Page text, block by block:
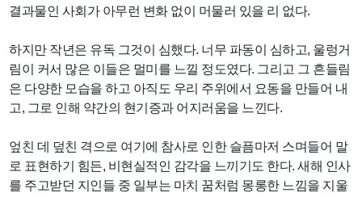
결과물인 사회가 아무런 변화 없이 머물러 있을 리 없다.
하지만 작년은 유독 그것이 심했다. 너무 파동이 심하고, 울렁거
림이 커서 많은 이들은 멀미를 느낄 정도였다. 그리고 그 흔들림
은 다양한 모습을 하고 아직도 우리 주위에서 요동을 만들어 내
고, 그로 인해 약간의 현기증과 어지러움을 느낀다.
엎친 데 덮친 격으로 여기에 참사로 인한 슬픔마저 스며들어 말
로 표현하기 힘든, 비현실적인 감각을 느끼기도 한다. 새해 인사
를 주고받던 지인들 중 일부는 마치 꿈처럼 몽롱한 느낌을 지울